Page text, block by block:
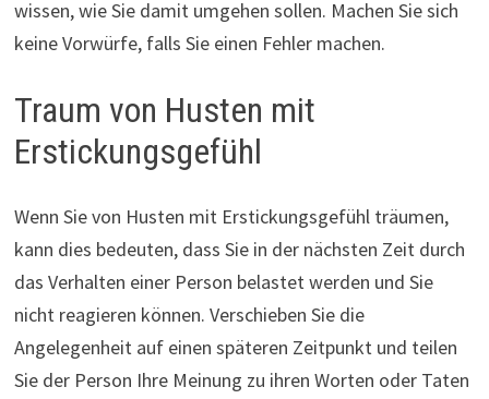
wissen, wie Sie damit umgehen sollen. Machen Sie sich
keine Vorwürfe, falls Sie einen Fehler machen.
Traum von Husten mit
Erstickungsgefühl
Wenn Sie von Husten mit Erstickungsgefühl träumen,
kann dies bedeuten, dass Sie in der nächsten Zeit durch
das Verhalten einer Person belastet werden und Sie
nicht reagieren können. Verschieben Sie die
Angelegenheit auf einen späteren Zeitpunkt und teilen
Sie der Person Ihre Meinung zu ihren Worten oder Taten